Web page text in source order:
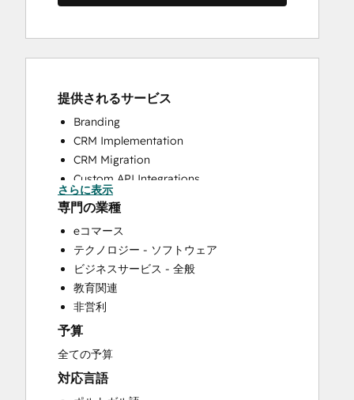
提供されるサービス
Branding
CRM Implementation
CRM Migration
Custom API Integrations
Customer Marketing
Customer Success Training
Customer Support Training
Customer Survey and Analysis
Email Marketing
Full Inbound Marketing Services
Help Desk Implementation
Knowledge Base Development
Paid Advertising
Sales and Marketing Alignment
Sales Coaching and Training
さらに表示
専門の業種
eコマース
テクノロジー - ソフトウェア
ビジネスサービス - 全般
教育関連
非営利
予算
全ての予算
対応言語